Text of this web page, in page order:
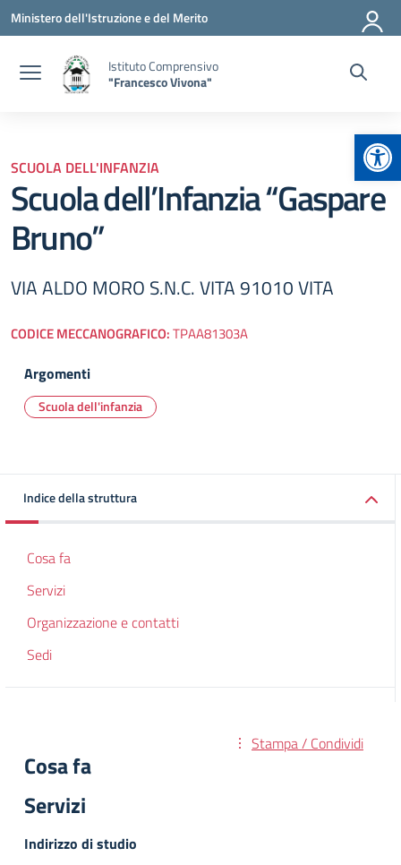
Vai ai contenuti
Vai al menu di navigazione
Vai al footer
Ministero dell'Istruzione e del Merito
Istituto Comprensivo
"Francesco Vivona"
SCUOLA DELL'INFANZIA
Scuola dell’Infanzia “Gaspare
Bruno”
VIA ALDO MORO S.N.C. VITA 91010 VITA
CODICE MECCANOGRAFICO:TPAA81303A
Argomenti
Scuola dell'infanzia
Indice della struttura
Cosa fa
Servizi
Organizzazione e contatti
Sedi
Stampa / Condividi
Cosa fa
Servizi
Indirizzo di studio